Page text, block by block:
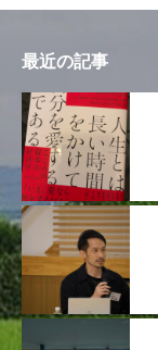
最近の記事